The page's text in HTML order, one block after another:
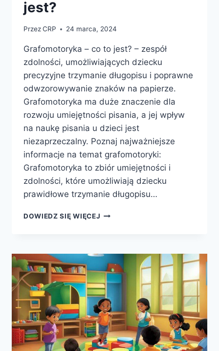
jest?
PrzezCRP 24 marca, 2024
Grafomotoryka – co to jest? – zespół
zdolności, umożliwiających dziecku
precyzyjne trzymanie długopisu i poprawne
odwzorowywanie znaków na papierze.
Grafomotoryka ma duże znaczenie dla
rozwoju umiejętności pisania, a jej wpływ
na naukę pisania u dzieci jest
niezaprzeczalny. Poznaj najważniejsze
informacje na temat grafomotoryki:
Grafomotoryka to zbiór umiejętności i
zdolności, które umożliwiają dziecku
prawidłowe trzymanie długopisu…
DOWIEDZ SIĘ WIĘCEJ GRAFOMOTORYKA
JEST?